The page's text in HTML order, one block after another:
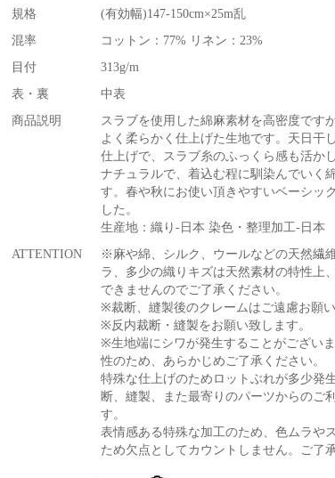
規格
(有効幅)147-150cm×25m乱
混率
コットン：77% リネン：23%
目付
313g/m
表・裏
中表
商品説明
スラブを使用した綿麻素材を高密度です
よく柔らかく仕上げた生地です。天日干
仕上げで、スラブ糸のふっくら感も活か
ナチュラルで、着込む程に馴染んでいく
す。春や秋にお使い頂きやすいベーシッ
した。
生産地：織り-日本 染色・整理加
ATTENTION
※麻や綿、シルク、ウールなどの天然繊
ラ、多少の織りキズは天然素材の特性上
できませんのでご了承ください。
※裁断、縫製後のクレームはご遠慮お願い
※反内裁断・縫製をお願い致します。
※生地端にシワが発生することがござい
性のため、あらかじめご了承ください。
特殊な仕上げのためロットぶれが多少発
断、縫製、また最寄りのパーツからのご
す。
表情感ある特殊な加工のため、色ムラや
ため欠点としてカウントしません。ご了